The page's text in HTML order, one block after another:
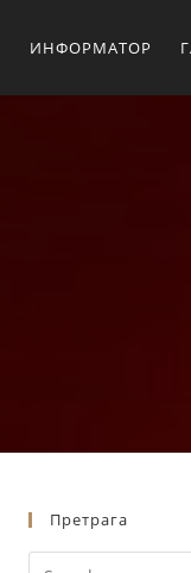
ИНФОРМАТОР
Претрага